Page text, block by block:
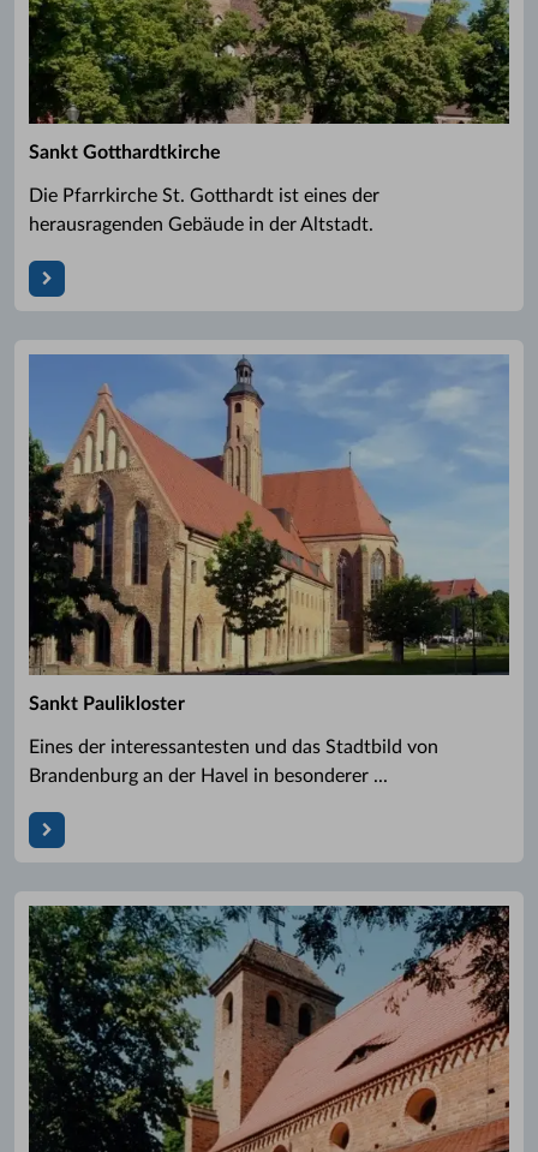
Sankt Gotthardtkirche
Die Pfarrkirche St. Gotthardt ist eines der
herausragenden Gebäude in der Altstadt.
Sankt Paulikloster
Eines der interessantesten und das Stadtbild von
Brandenburg an der Havel in besonderer ...